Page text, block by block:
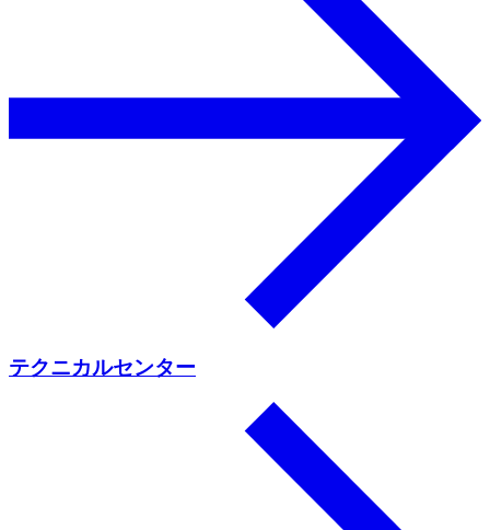
テクニカルセンター